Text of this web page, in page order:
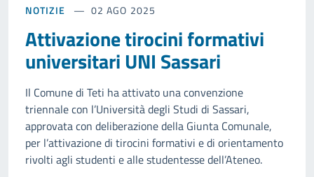
NOTIZIE 02 AGO 2025
Attivazione tirocini formativi
universitari UNI Sassari
Il Comune di Teti ha attivato una convenzione
triennale con l’Università degli Studi di Sassari,
approvata con deliberazione della Giunta Comunale,
per l’attivazione di tirocini formativi e di orientamento
rivolti agli studenti e alle studentesse dell’Ateneo.